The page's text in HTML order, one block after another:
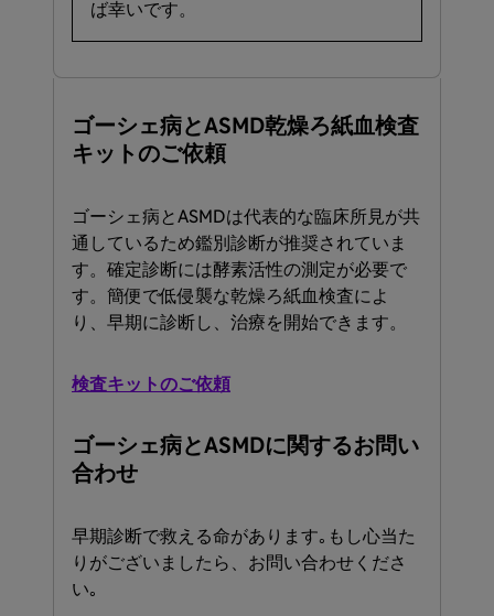
ば幸いです。
ゴーシェ病と​ASMD乾燥ろ紙血検査
キットの​ご依頼
ゴーシェ病と​ASMDは​代表的な​臨床所見が​共
通している​ため鑑別診断が​推奨されていま
す。​確定診断には​酵素活性の​測定が​必要で
す。​簡便で​低侵襲な​乾燥ろ紙血検査に​よ
り、​早期に​診断し、​治療を​開始できます。​
検査キットの​ご依頼
ゴーシェ病と​ASMDに​関する​お問い​
合わせ
早期診断で​救える​命が​あります｡もし心当た
りが​ございましたら、​お問い​合わせくださ
い​｡